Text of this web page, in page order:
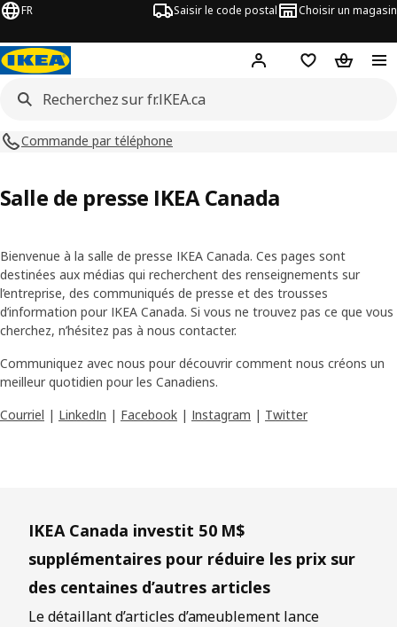
FR Saisir le code postal Choisir un magasin
Hej ! Connectez-vous
Liste d'achats
Panier
Commande par téléphone
Salle de presse IKEA Canada
Bienvenue à la salle de presse IKEA Canada. Ces pages sont
destinées aux médias qui recherchent des renseignements sur
l’entreprise, des communiqués de presse et des trousses
d’information pour IKEA Canada. Si vous ne trouvez pas ce que vous
cherchez, n’hésitez pas à nous contacter.
Communiquez avec nous pour découvrir comment nous créons un
meilleur quotidien pour les Canadiens.
Courriel | LinkedIn | Facebook | Instagram | Twitter
IKEA Canada investit 50 M$
supplémentaires pour réduire les prix sur
des centaines d’autres articles
Le détaillant d’articles d’ameublement lance